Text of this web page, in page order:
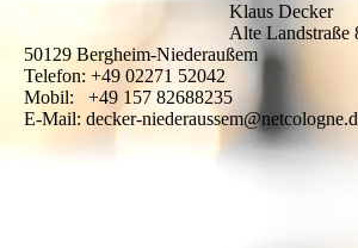
Klaus Decker
Alte Landstraße
50129 Bergheim-Niederaußem
Telefon: +49 02271 52042
Mobil: +49 157 82688235
E-Mail: decker-